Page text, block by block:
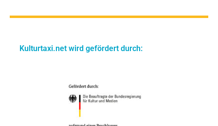
Kulturtaxi.net wird gefördert durch: